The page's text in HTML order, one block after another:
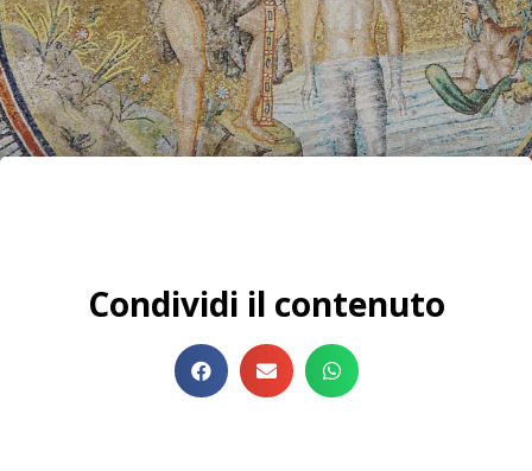
Condividi il contenuto